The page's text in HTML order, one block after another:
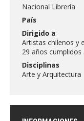
Académicas/os
Nacional Librería
País
Dirigido a
Artistas chilenos y
29 años cumplidos
Disciplinas
Arte y Arquitectura